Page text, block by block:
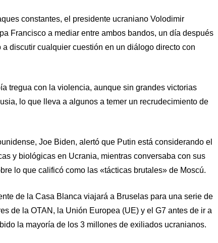
constantes, el presidente ucraniano Volodimir
Francisco a mediar entre ambos bandos, un día después
a discutir cualquier cuestión en un diálogo directo con
tregua con la violencia, aunque sin grandes victorias
lo que lleva a algunos a temer un recrudecimiento de
Joe Biden, alertó que Putin está considerando el
y biológicas en Ucrania, mientras conversaba con sus
lo que calificó como las «tácticas brutales» de Moscú.
de la Casa Blanca viajará a Bruselas para una serie de
de la OTAN, la Unión Europea (UE) y el G7 antes de ir a
la mayoría de los 3 millones de exiliados ucranianos.